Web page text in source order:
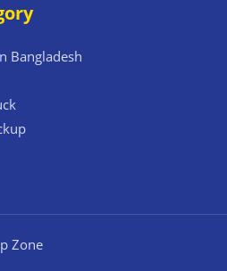
Bangladesh
Zone